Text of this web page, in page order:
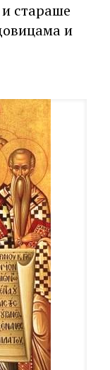
стараше
и